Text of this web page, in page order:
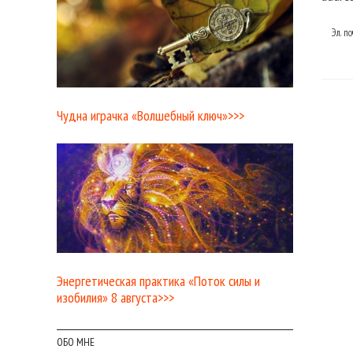
Эл.
Чудна играчка «Волшебный ключ»>>>
Энергетическая практика «Поток силы и
изобилия» 8 августа>>>
ОБО МНЕ